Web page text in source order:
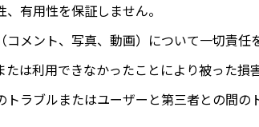
有用性を保証しません。
メント、写真、動画）について一切責任
は利用できなかったことにより被った損
ラブルまたはユーザーと第三者との間